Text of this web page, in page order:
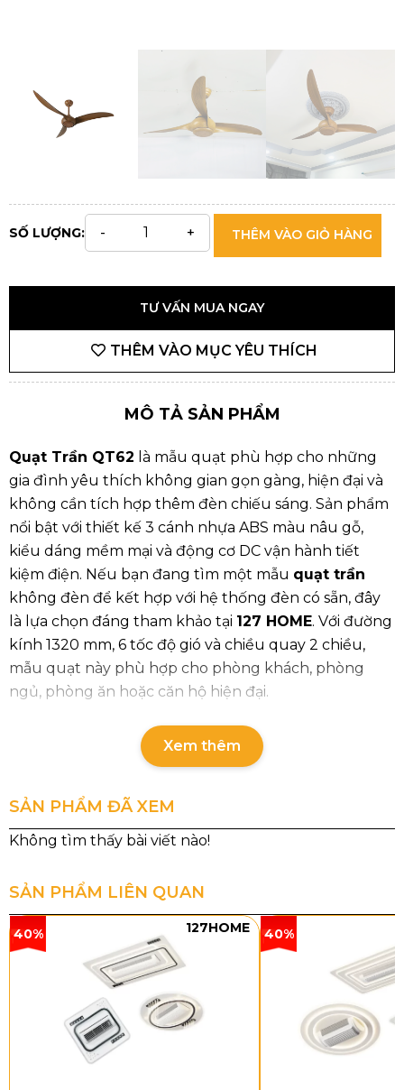
SỐ LƯỢNG: THÊM VÀO GIỎ HÀNG
TƯ VẤN MUA NGAY
THÊM VÀO MỤC YÊU THÍCH
MÔ TẢ SẢN PHẨM
Quạt Trần QT62 là mẫu quạt phù hợp cho những
gia đình yêu thích không gian gọn gàng, hiện đại và
không cần tích hợp thêm đèn chiếu sáng. Sản phẩm
nổi bật với thiết kế 3 cánh nhựa ABS màu nâu gỗ,
kiểu dáng mềm mại và động cơ DC vận hành tiết
kiệm điện. Nếu bạn đang tìm một mẫu quạt trần
không đèn để kết hợp với hệ thống đèn có sẵn, đây
là lựa chọn đáng tham khảo tại 127 HOME. Với đường
kính 1320 mm, 6 tốc độ gió và chiều quay 2 chiều,
mẫu quạt này phù hợp cho phòng khách, phòng
ngủ, phòng ăn hoặc căn hộ hiện đại.
Thông số chi tiết sản phẩm
Mã sản phẩm: QT62
Đường kính: 1320 mm
Chất liệu cánh: Nhựa ABS
Xem thêm
SẢN PHẨM ĐÃ XEM
SẢN PHẨM LIÊN QUAN
40% 127HOME 40%